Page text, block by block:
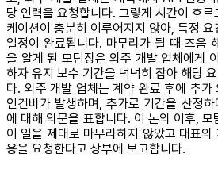
당 인력을 요청합니다. 그렇게 시간이 흐르
케이션이 충분히 이루어지지 않아, 특정
일정이 완료됩니다. 마무리가 될 때 즈음
을 알게 된 모팀장은 외주 개발 업체에게
하자 유지 보수 기간을 넉넉히 잡아 해당
다. 외주 개발 업체는 계약 완료 후에 추가
인건비가 발생하며, 추가로 기간을 산정
에 대해 의문을 표합니다. 이 논의 이후,
이 일을 제대로 마무리하지 않았고 대표의
용을 요청한다고 상부에 보고합니다.